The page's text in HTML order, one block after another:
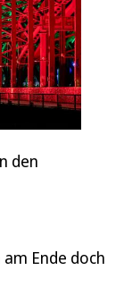
den
Ende doch